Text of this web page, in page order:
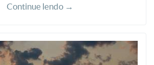
Continue lendo →